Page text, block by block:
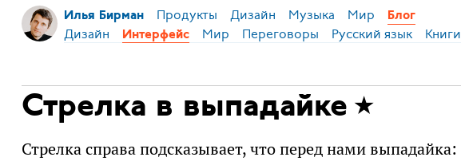
Илья Бирман Продукты Дизайн Музыка Мир Блог
Дизайн Интерфейс Мир Переговоры Русский язык Книги
Стрелка в выпадайке
Стрелка справа подсказывает, что перед нами выпадайка: